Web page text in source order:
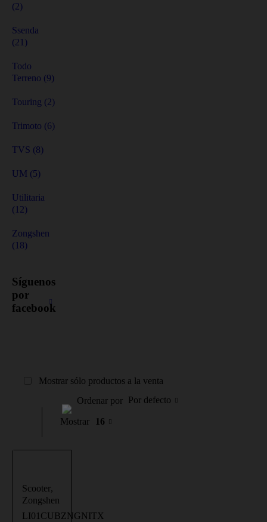
(2)
Ssenda
(21)
Todo
Terreno (9)
Touring (2)
Trimoto (6)
TVS (8)
UM (5)
Utilitaria
(12)
Zongshen
(18)
Síguenos
por
facebook
Ordenar por Por defecto
Mostrar sólo productos a la venta
Mostrar 16
Scooter,
Zongshen
LI01CUBZNGNITX